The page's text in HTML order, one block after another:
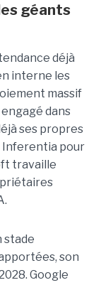
géants
déjà
interne les
massif
engagé dans
ses propres
Inferentia pour
travaille
stade
son
Google